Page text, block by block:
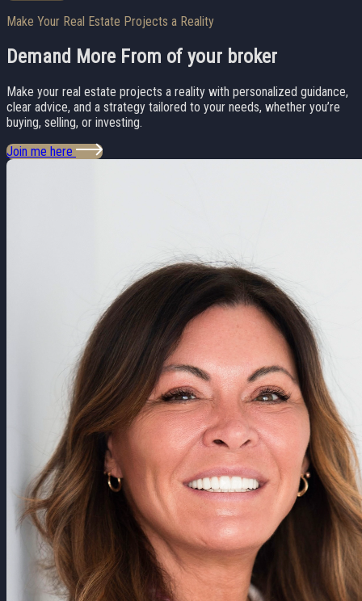
Make Your Real Estate Projects a Reality
Demand More From of your broker
Make your real estate projects a reality with personalized guidance,
clear advice, and a strategy tailored to your needs, whether you’re
buying, selling, or investing.
Join me here